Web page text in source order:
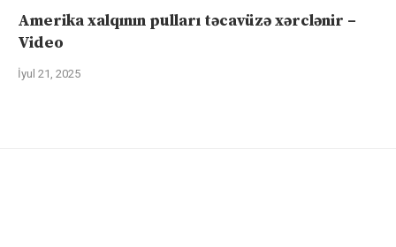
Amerika xalqının pulları təcavüzə xərclənir –
Video
İyul 21, 2025